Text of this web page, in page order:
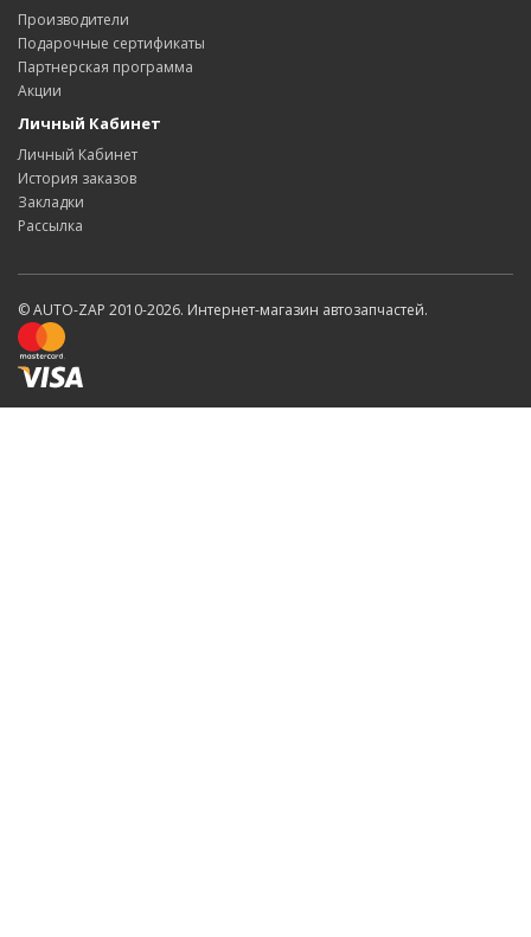
Производители
Подарочные сертификаты
Партнерская программа
Акции
Личный Кабинет
Личный Кабинет
История заказов
Закладки
Рассылка
© AUTO-ZAP 2010-2026. Интернет-магазин автозапчастей.